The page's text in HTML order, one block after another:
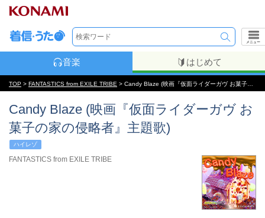
メニュー
音楽 はじめて
TOP > FANTASTICS from EXILE TRIBE > Candy Blaze (映画『仮面ライダーガヴ お菓子の家の侵略者』主題歌)
Candy Blaze (映画『仮面ライダーガヴ お
菓子の家の侵略者』主題歌)
ハイレゾ
FANTASTICS from EXILE TRIBE